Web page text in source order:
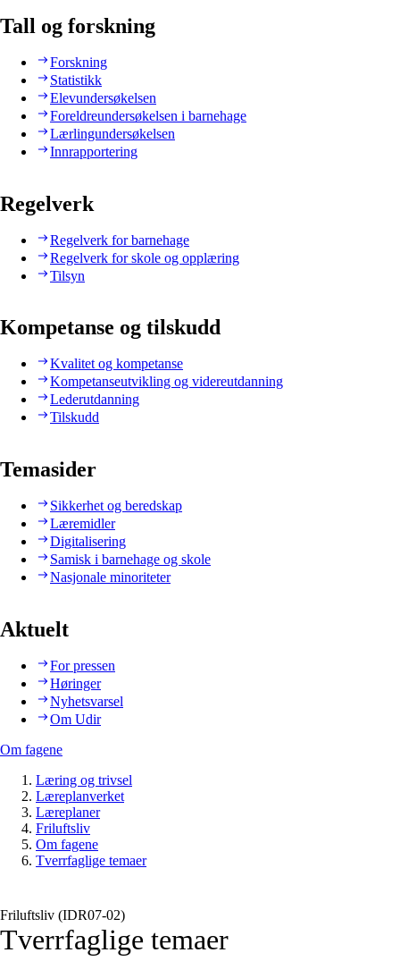
Tall og forskning
Forskning
Statistikk
Elevundersøkelsen
Foreldreundersøkelsen i barnehage
Lærlingundersøkelsen
Innrapportering
Regelverk
Regelverk for barnehage
Regelverk for skole og opplæring
Tilsyn
Kompetanse og tilskudd
Kvalitet og kompetanse
Kompetanseutvikling og videreutdanning
Lederutdanning
Tilskudd
Temasider
Sikkerhet og beredskap
Læremidler
Digitalisering
Samisk i barnehage og skole
Nasjonale minoriteter
Aktuelt
For pressen
Høringer
Nyhetsvarsel
Om Udir
Om fagene
Læring og trivsel
Læreplanverket
Læreplaner
Friluftsliv
Om fagene
Tverrfaglige temaer
Friluftsliv (IDR07‑02)
Tverrfaglige temaer